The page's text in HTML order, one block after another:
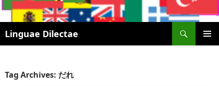
Linguae Dilectae
SKIP
Tag Archives: だれ